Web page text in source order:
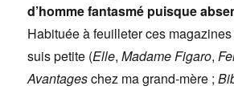
d’homme fantasmé puisque
Habituée à feuilleter ces
suis petite (Elle,Madame Figaro,
Avantageschez ma grand-mère ;